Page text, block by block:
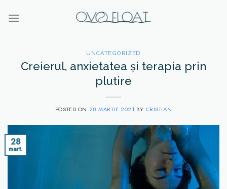
UNCATEGORIZED
Creierul, anxietatea și terapia prin
plutire
POSTED ON 28 MARTIE 2021 BY CRISTIAN
28
mart.